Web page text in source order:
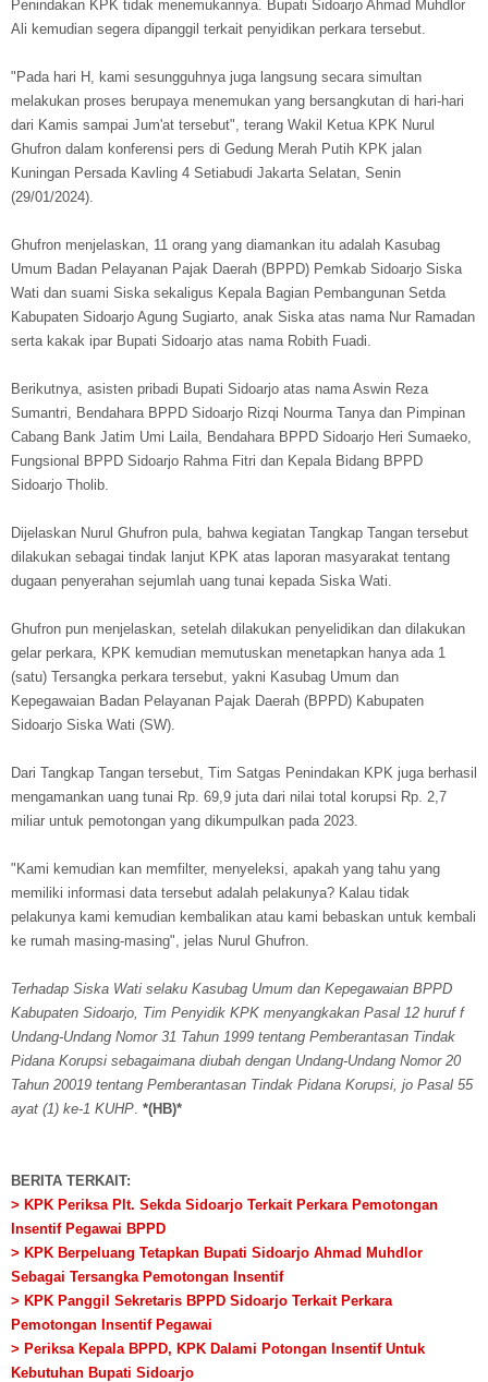
Penindakan KPK tidak menemukannya. Bupati Sidoarjo Ahmad Muhdlor
Ali kemudian segera dipanggil terkait penyidikan perkara tersebut.
"Pada hari H, kami sesungguhnya juga langsung secara simultan
melakukan proses berupaya menemukan yang bersangkutan di hari-hari
dari Kamis sampai Jum'at tersebut", terang Wakil Ketua KPK Nurul
Ghufron dalam konferensi pers di Gedung Merah Putih KPK jalan
Kuningan Persada Kavling 4 Setiabudi Jakarta Selatan, Senin
(29/01/2024).
Ghufron menjelaskan, 11 orang yang diamankan itu adalah Kasubag
Umum Badan Pelayanan Pajak Daerah (BPPD) Pemkab Sidoarjo Siska
Wati dan suami Siska sekaligus Kepala Bagian Pembangunan Setda
Kabupaten Sidoarjo Agung Sugiarto, anak Siska atas nama Nur Ramadan
serta kakak ipar Bupati Sidoarjo atas nama Robith Fuadi.
Berikutnya, asisten pribadi Bupati Sidoarjo atas nama Aswin Reza
Sumantri, Bendahara BPPD Sidoarjo Rizqi Nourma Tanya dan Pimpinan
Cabang Bank Jatim Umi Laila, Bendahara BPPD Sidoarjo Heri Sumaeko,
Fungsional BPPD Sidoarjo Rahma Fitri dan Kepala Bidang BPPD
Sidoarjo Tholib.
Dijelaskan Nurul Ghufron pula, bahwa kegiatan Tangkap Tangan tersebut
dilakukan sebagai tindak lanjut KPK atas laporan masyarakat tentang
dugaan penyerahan sejumlah uang tunai kepada Siska Wati.
Ghufron pun menjelaskan, setelah dilakukan penyelidikan dan dilakukan
gelar perkara, KPK kemudian memutuskan menetapkan hanya ada 1
(satu) Tersangka perkara tersebut, yakni Kasubag Umum dan
Kepegawaian Badan Pelayanan Pajak Daerah (BPPD) Kabupaten
Sidoarjo Siska Wati (SW).
Dari Tangkap Tangan tersebut, Tim Satgas Penindakan KPK juga berhasil
mengamankan uang tunai Rp. 69,9 juta dari nilai total korupsi Rp. 2,7
miliar untuk pemotongan yang dikumpulkan pada 2023.
"Kami kemudian kan memfilter, menyeleksi, apakah yang tahu yang
memiliki informasi data tersebut adalah pelakunya? Kalau tidak
pelakunya kami kemudian kembalikan atau kami bebaskan untuk kembali
ke rumah masing-masing", jelas Nurul Ghufron.
Terhadap Siska Wati selaku Kasubag Umum dan Kepegawaian BPPD
Kabupaten Sidoarjo, Tim Penyidik KPK menyangkakan Pasal 12 huruf f
Undang-Undang Nomor 31 Tahun 1999 tentang Pemberantasan Tindak
Pidana Korupsi sebagaimana diubah dengan Undang-Undang Nomor 20
Tahun 20019 tentang Pemberantasan Tindak Pidana Korupsi, jo Pasal 55
ayat (1) ke-1 KUHP *(HB)*
BERITA TERKAIT:
> KPK Periksa Plt. Sekda Sidoarjo Terkait Perkara Pemotongan
Insentif Pegawai BPPD
> KPK Berpeluang Tetapkan Bupati Sidoarjo Ahmad Muhdlor
Sebagai Tersangka Pemotongan Insentif
> KPK Panggil Sekretaris BPPD Sidoarjo Terkait Perkara
Pemotongan Insentif Pegawai
> Periksa Kepala BPPD, KPK Dalami Potongan Insentif Untuk
Kebutuhan Bupati Sidoarjo